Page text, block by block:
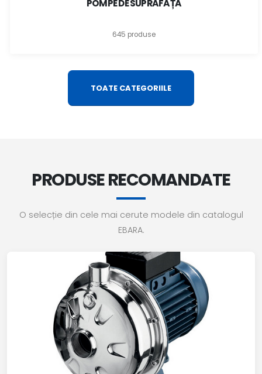
POMPE DE SUPRAFAȚĂ
645 produse
TOATE CATEGORIILE
PRODUSE RECOMANDATE
O selecție din cele mai cerute modele din catalogul
EBARA.